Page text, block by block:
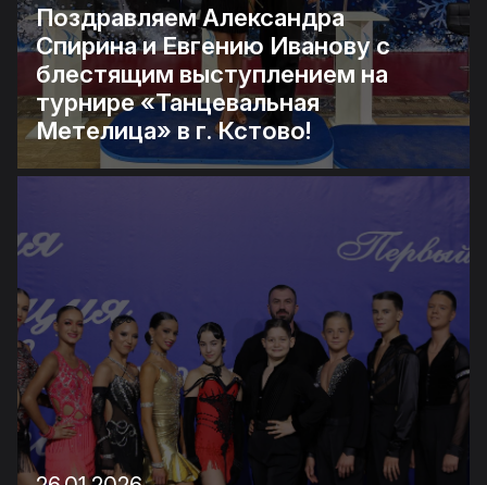
Поздравляем Александра
Спирина и Евгению Иванову с
блестящим выступлением на
турнире «Танцевальная
Метелица» в г. Кстово!